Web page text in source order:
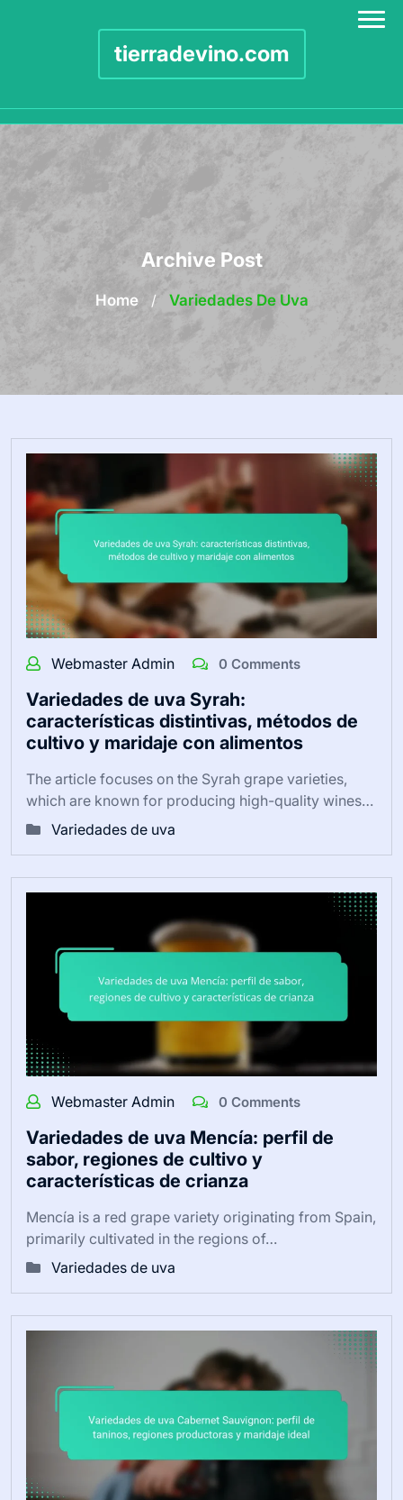
tierradevino.com
Archive Post
Home / Variedades De Uva
Webmaster Admin 0 Comments
Variedades de uva Syrah:
características distintivas, métodos de
cultivo y maridaje con alimentos
The article focuses on the Syrah grape varieties,
which are known for producing high-quality wines…
Variedades de uva
Webmaster Admin 0 Comments
Variedades de uva Mencía: perfil de
sabor, regiones de cultivo y
características de crianza
Mencía is a red grape variety originating from Spain,
primarily cultivated in the regions of…
Variedades de uva